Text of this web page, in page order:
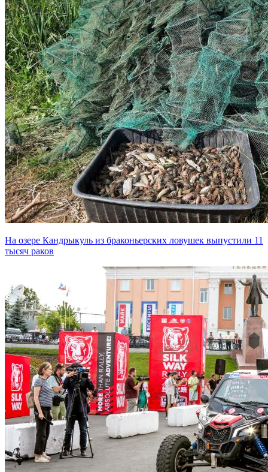
На озере Кандрыкуль из браконьерских ловушек выпустили 11
тысяч раков